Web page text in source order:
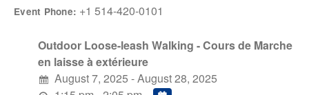
Hall Rental
Event Phone: +1 514-420-0101
Outdoor Loose-leash Walking - Cours de Marche
en laisse à extérieure
August 7, 2025 - August 28, 2025